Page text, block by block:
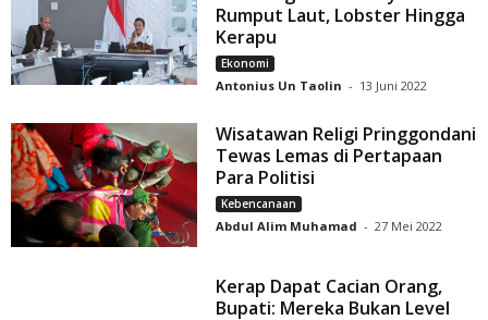
Rumput Laut, Lobster Hingga
Kerapu
Ekonomi
Antonius Un Taolin - 13 Juni 2022
Wisatawan Religi Pringgondani
Tewas Lemas di Pertapaan
Para Politisi
Kebencanaan
Abdul Alim Muhamad - 27 Mei 2022
Kerap Dapat Cacian Orang,
Bupati: Mereka Bukan Level